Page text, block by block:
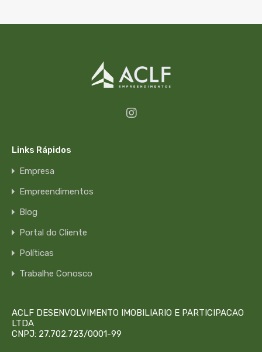
Links Rápidos
Empresa
Empreendimentos
Blog
Portal do Cliente
Políticas
Trabalhe Conosco
ACLF DESENVOLVIMENTO IMOBILIARIO E PARTICIPACAO
LTDA
CNPJ: 27.702.723/0001-99